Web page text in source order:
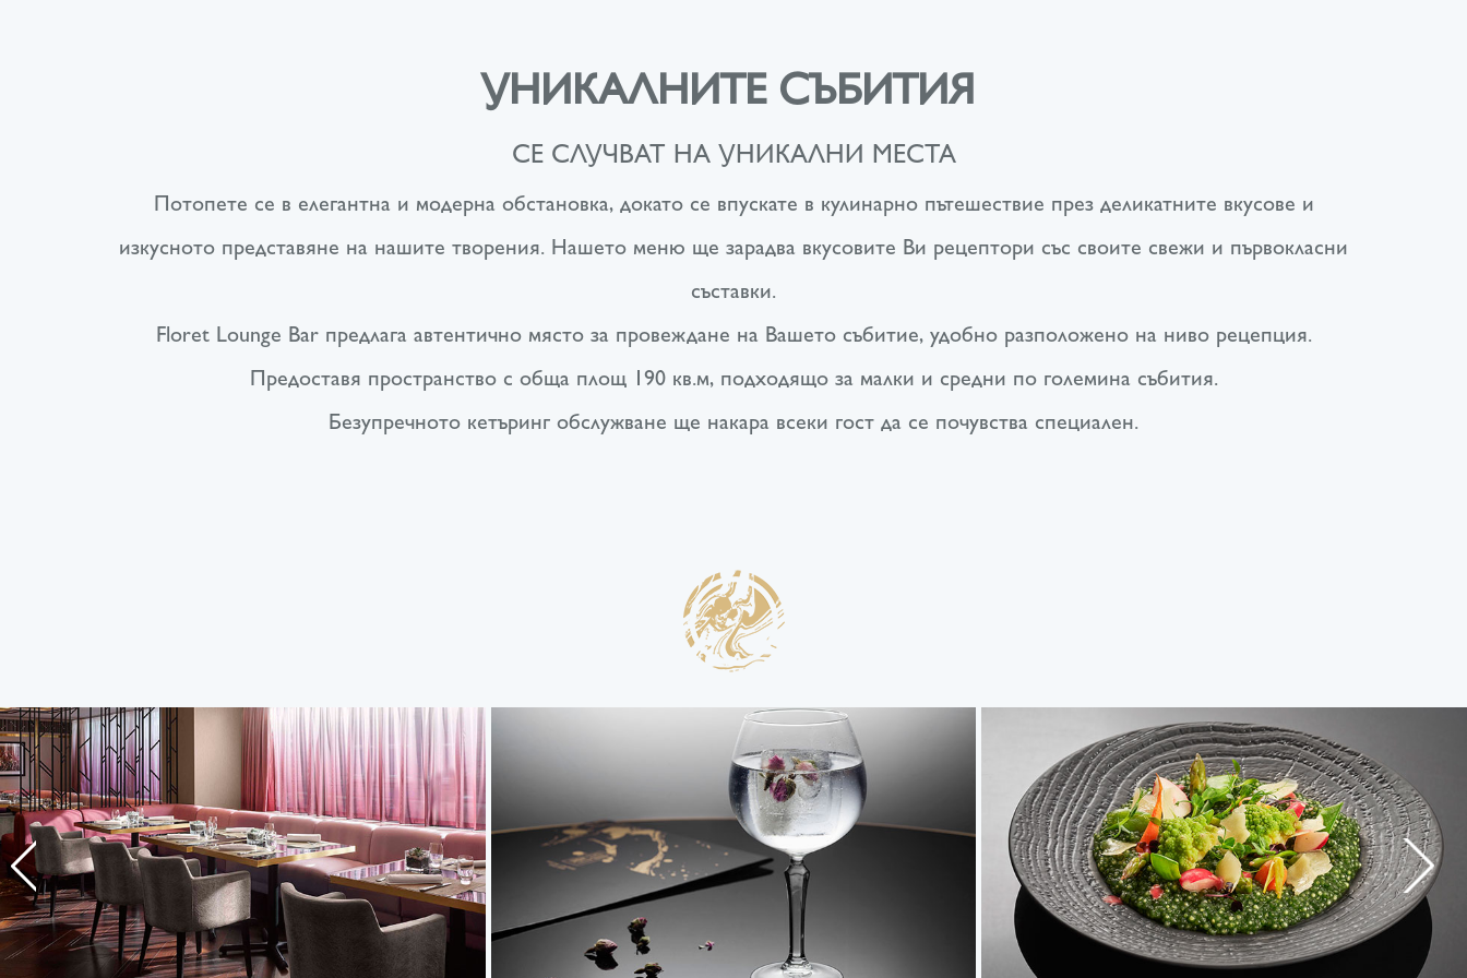
УНИКАЛНИТЕ СЪБИТИЯ
СЕ СЛУЧВАТ НА УНИКАЛНИ МЕСТА
Потопете се в елегантна и модерна обстановка, докато се впускате в кулинарно пътешествие през деликатните вкусове и
изкусното представяне на нашите творения. Нашето меню ще зарадва вкусовите Ви рецептори със своите свежи и първокласни
съставки.
Floret Lounge Bar предлага автентично място за провеждане на Вашето събитие, удобно разположено на ниво рецепция.
Предоставя пространство с обща площ 190 кв.м, подходящо за малки и средни по големина събития.
Безупречното кетъринг обслужване ще накара всеки гост да се почувства специален.